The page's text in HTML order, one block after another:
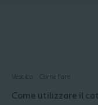
Vescica Come fare
Come utilizzare il